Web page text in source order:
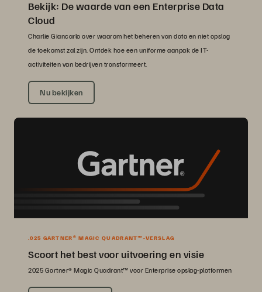
Bekijk: De waarde van een Enterprise Data
Cloud
Charlie Giancarlo over waarom het beheren van data en niet opslag
de toekomst zal zijn. Ontdek hoe een uniforme aanpak de IT-
activiteiten van bedrijven transformeert.
Nu bekijken
.025 GARTNER® MAGIC QUADRANT™-VERSLAG
Scoort het best voor uitvoering en visie
2025 Gartner® Magic Quadrant™ voor Enterprise opslag-platformen